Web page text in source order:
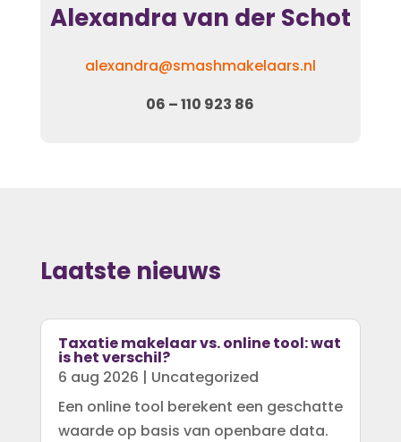
Alexandra van der Schot
alexandra@smashmakelaars.nl
06 – 110 923 86
Laatste nieuws
Taxatie makelaar vs. online tool: wat
is het verschil?
6 aug 2026 | Uncategorized
Een online tool berekent een geschatte
waarde op basis van openbare data.